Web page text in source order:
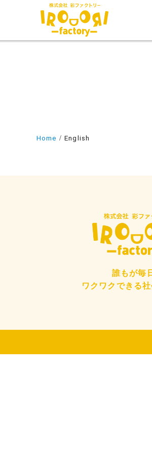
Home English
誰もが毎
ワクワクできる